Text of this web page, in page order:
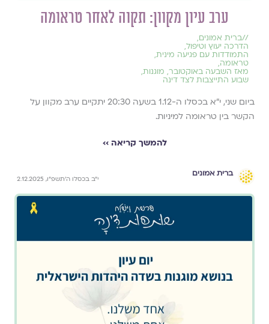
ערב עיון מקוון: תקוה לאחר טראומה
//ברית אמונים,
הדרכה יעוץ וטיפול,
התמודדות עם פגיעה מינית,
טראומה,
מאז השבעה באוקטובר, מוגנות,
שבוע התייצבות לצד דינה
ביום שני, י״א בכסלו ה-1.12 בשעה 20:30 יתקיים ערב מקוון על
הקשר בין טראומה למיניות.
להמשך קריאה ››
ברית אמונים
י״ב בכסלו ה׳תשפ״ו, 2.12.2025